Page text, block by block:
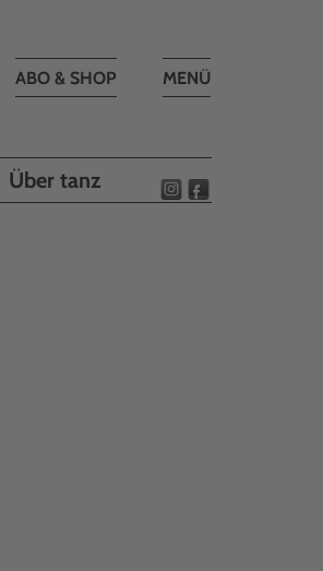
Toggle
MENÜ
ABO & SHOP
Über tanz